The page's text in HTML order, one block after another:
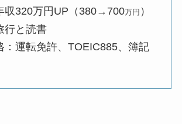
収320万円UP（380→700万円 ）
行と読書
：運転免許、TOEIC885、簿記